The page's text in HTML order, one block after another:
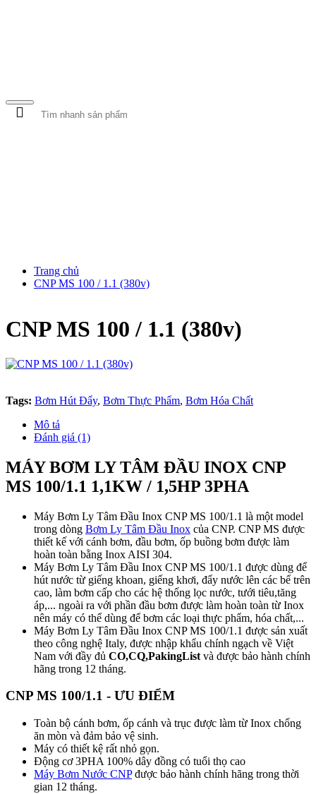
Trang chủ
CNP MS 100 / 1.1 (380v)
CNP MS 100 / 1.1 (380v)
Tags: Bơm Hút Đẩy, Bơm Thực Phẩm, Bơm Hóa Chất
Mô tả
Đánh giá (1)
MÁY BƠM LY TÂM ĐẦU INOX CNP
MS 100/1.1 1,1KW / 1,5HP 3PHA
Máy Bơm Ly Tâm Đầu Inox CNP MS 100/1.1 là một model
trong dòng Bơm Ly Tâm Đầu Inox của CNP. CNP MS được
thiết kế với cánh bơm, đầu bơm, ốp buồng bơm được làm
hoàn toàn bằng Inox AISI 304.
Máy Bơm Ly Tâm Đầu Inox CNP MS 100/1.1 được dùng để
hút nước từ giếng khoan, giếng khơi, đẩy nước lên các bể trên
cao, làm bơm cấp cho các hệ thống lọc nước, tưới tiêu,tăng
áp,... ngoài ra với phần đầu bơm được làm hoàn toàn từ Inox
nên máy có thể dùng để bơm các loại thực phẩm, hóa chất,...
Máy Bơm Ly Tâm Đầu Inox CNP MS 100/1.1 được sản xuất
theo công nghệ Italy, được nhập khẩu chính ngạch về Việt
Nam với đầy đủ CO,CQ,PakingList và được bảo hành chính
hãng trong 12 tháng.
CNP MS 100/1.1 - ƯU ĐIỂM
Toàn bộ cánh bơm, ốp cánh và trục được làm từ Inox chống
ăn mòn và đảm bảo vệ sinh.
Máy có thiết kệ rất nhỏ gọn.
Động cơ 3PHA 100% dây đồng có tuổi thọ cao
Máy Bơm Nước CNPđược bảo hành chính hãng trong thời
gian 12 tháng.